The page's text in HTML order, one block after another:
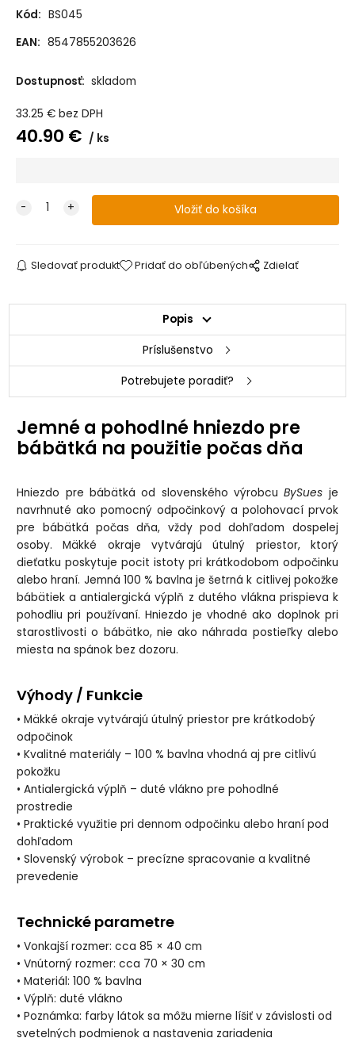
bábätka BySues
bavlna - LES
Hniezdo pre
bavlna -MACKO
PIESKOVÁ
Hniezdo pre
bavlna -MACKO
S BALÓNIKOM
Kód: BS045
EAN: 8547855203626
Dostupnosť: skladom
33.25 € bez DPH
40.90 € ks
Sledovať produkt Pridať do obľúbených Zdielať
Popis
Príslušenstvo
Potrebujete poradiť?
Jemné a pohodlné hniezdo pre
bábätká na použitie počas dňa
Hniezdo pre bábätká od slovenského výrobcuBySues je
navrhnuté ako pomocný odpočinkový a polohovací prvok
pre bábätká počas dňa, vždy pod dohľadom dospelej
osoby. Mäkké okraje vytvárajú útulný priestor, ktorý
dieťatku poskytuje pocit istoty pri krátkodobom odpočinku
alebo hraní. Jemná 100 % bavlna je šetrná k citlivej pokožke
bábätiek a antialergická výplň z dutého vlákna prispieva k
pohodliu pri používaní. Hniezdo je vhodné ako doplnok pri
starostlivosti o bábätko, nie ako náhrada postieľky alebo
miesta na spánok bez dozoru.
Výhody / Funkcie
• Mäkké okraje vytvárajú útulný priestor pre krátkodobý
odpočinok
• Kvalitné materiály – 100 % bavlna vhodná aj pre citlivú
pokožku
• Antialergická výplň – duté vlákno pre pohodlné
prostredie
• Praktické využitie pri dennom odpočinku alebo hraní pod
dohľadom
• Slovenský výrobok – precízne spracovanie a kvalitné
prevedenie
Technické parametre
• Vonkajší rozmer: cca 85 × 40 cm
• Vnútorný rozmer: cca 70 × 30 cm
• Materiál: 100 % bavlna
• Výplň: duté vlákno
• Poznámka: farby látok sa môžu mierne líšiť v závislosti od
svetelných podmienok a nastavenia zariadenia